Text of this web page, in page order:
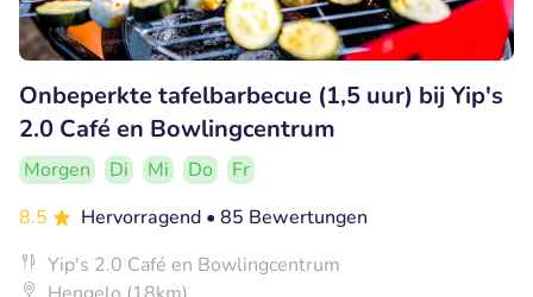
Onbeperkte tafelbarbecue (1,5 uur) bij Yip's
2.0 Café en Bowlingcentrum
Morgen Di Mi Do
Fr
8.5
Hervorragend • 85 Bewertungen
Yip's 2.0 Café en Bowlingcentrum